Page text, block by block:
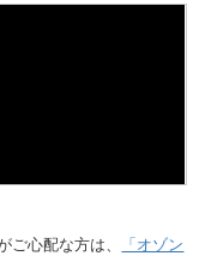
ご心配な方は、
「オゾン